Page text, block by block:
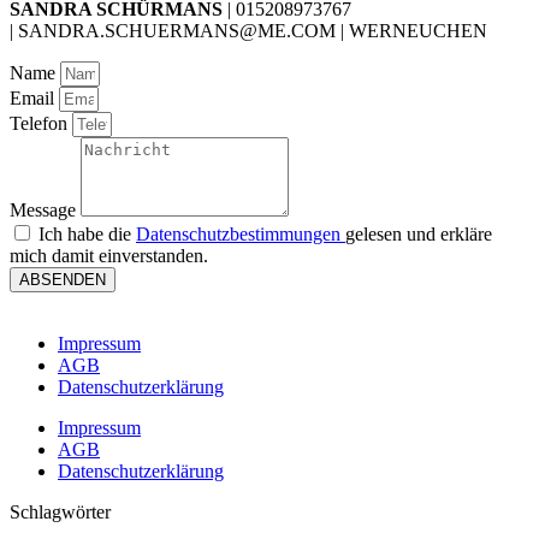
SANDRA SCHÜRMANS | 015208973767
| SANDRA.SCHUERMANS@ME.COM | WERNEUCHEN
Name
Email
Telefon
Message
Ich habe die Datenschutzbestimmungen gelesen und erkläre
mich damit einverstanden.
ABSENDEN
Impressum
AGB
Datenschutzerklärung
Impressum
AGB
Datenschutzerklärung
Schlagwörter